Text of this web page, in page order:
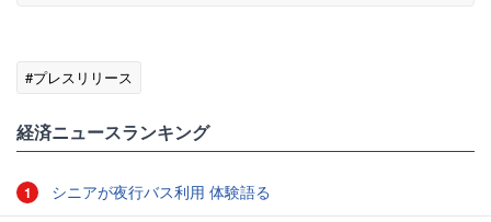
#プレスリリース
経済ニュースランキング
1 シニアが夜行バス利用 体験語る